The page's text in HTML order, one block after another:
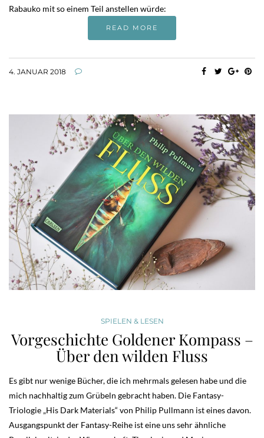
Rabauko mit so einem Teil anstellen würde:
READ MORE
4. JANUAR 2018
SPIELEN & LESEN
Vorgeschichte Goldener Kompass –
Über den wilden Fluss
Es gibt nur wenige Bücher, die ich mehrmals gelesen habe und die
mich nachhaltig zum Grübeln gebracht haben. Die Fantasy-
Triologie „His Dark Materials“ von Philip Pullmann ist eines davon.
Ausgangspunkt der Fantasy-Reihe ist eine uns sehr ähnliche